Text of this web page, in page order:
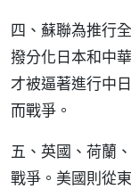
四、蘇聯為推行
撥分化日本和中
才被逼著進行中
而戰爭。
五、英國、荷蘭
戰爭。美國則從